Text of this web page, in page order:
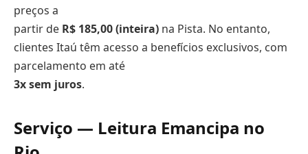
preços a
partir de R$ 185,00 (inteira) na Pista. No entanto,
clientes Itaú têm acesso a benefícios exclusivos, com
parcelamento em até
3x sem juros.
Serviço — Leitura Emancipa no